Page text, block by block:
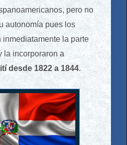
pero no
autonomía pues los
la parte
la incorporaron a
desde 1822 a 1844.-----